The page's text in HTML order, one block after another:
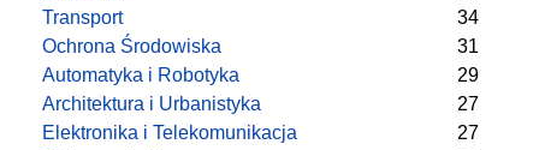
Transport
34
Ochrona Środowiska
31
Automatyka i Robotyka
29
Architektura i Urbanistyka
27
Elektronika i Telekomunikacja
27